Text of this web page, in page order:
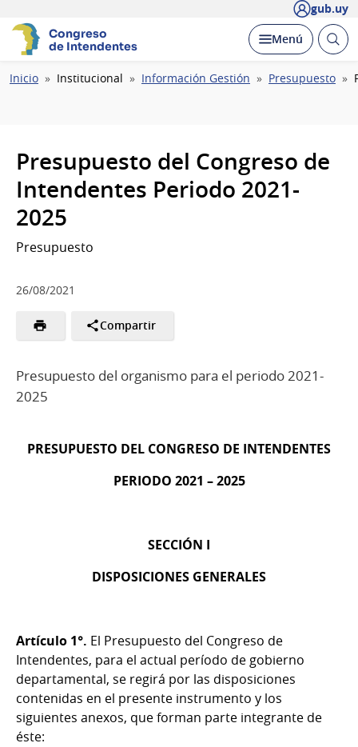
gub.uy
Congreso
de Intendentes
Desplegar
Menú Abrir
Ruta
Inicio Institucional Información Gestión Presupuesto
Presupuesto del Congreso de
Intendentes Periodo 2021-
2025
Presupuesto
26/08/2021
Compartir
Presupuesto del organismo para el periodo 2021-
2025
PRESUPUESTO DEL CONGRESO DE INTENDENTES
PERIODO 2021 – 2025
SECCIÓN I
DISPOSICIONES GENERALES
Artículo 1°. El Presupuesto del Congreso de
Intendentes, para el actual período de gobierno
departamental, se regirá por las disposiciones
contenidas en el presente instrumento y los
siguientes anexos, que forman parte integrante de
éste: